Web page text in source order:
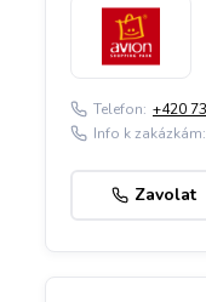
Telefon: +420
Info k zakázkám:
Zavolat